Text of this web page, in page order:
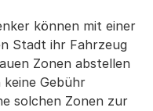
können mit einer
Stadt ihr Fahrzeug
Zonen abstellen
keine Gebühr
solchen Zonen zur